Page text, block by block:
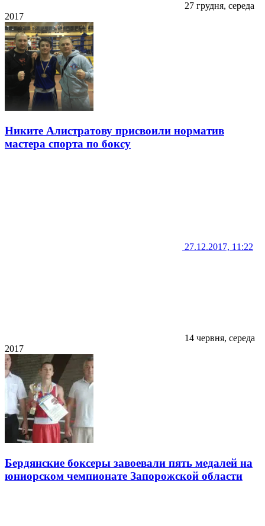
27 грудня, середа
2017
Никите Алистратову присвоили норматив
мастера спорта по боксу
27.12.2017, 11:22
14 червня, середа
2017
Бердянские боксеры завоевали пять медалей на
юниорском чемпионате Запорожской области